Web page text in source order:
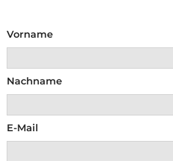
Vorname
Nachname
E-Mail